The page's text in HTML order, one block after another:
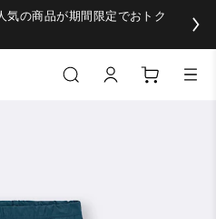
気の商品が期間限定でおトク